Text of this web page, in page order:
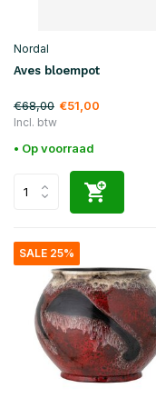
Nordal
Aves bloempot
€68,00 €51,00
Incl. btw
• Op voorraad
SALE 25%